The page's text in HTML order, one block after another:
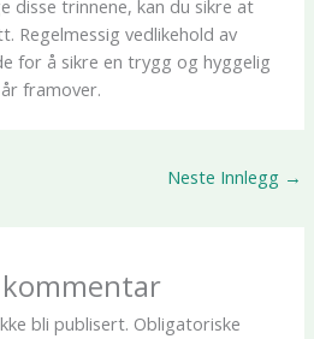
disse trinnene, kan du sikre at
Regelmessig vedlikehold av
for å sikre en trygg og hyggelig
framover.
Neste Innlegg →
kommentar
bli publisert. Obligatoriske